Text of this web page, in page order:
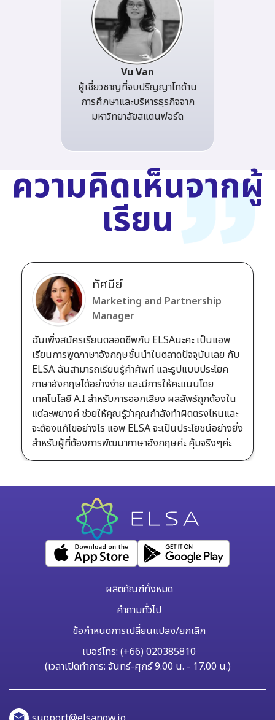
Vu Van
ผู้เชี่ยวชาญที่จบปริญญาโทด้าน
การศึกษาและบริหารธุรกิจจาก
มหาวิทยาลัยสแตนฟอร์ด
ความคิดเห็นจากผู้
เรียน
ทัศนีย์
Marketing and Partnership
Manager
ฉันเพิ่งสมัครเรียนตลอดชีพกับ ELSAนะคะ เป็นแอพ
เรียนการพูดภาษาอังกฤษชั้นนำในตลาดปัจจุบันเลย กับ
ELSA ฉันสามารถเรียนรู้คำศัพท์ และรูปแบบประโยค
ภาษาอังกฤษได้อย่างง่าย และมีการให้คะแนนโดย
เทคโนโลยี A.I สำหรับการออกเสียง ผลลัพธ์ถูกต้องใน
แต่ละพยางค์ ช่วยให้คุณรู้ว่าคุณกำลังทำผิดตรงไหนและ
จะต้องแก้ไขอย่างไร แอพ ELSA จะเป็นประโยชน์อย่างยิ่ง
สำหรับผู้ที่ต้องการพัฒนาภาษาอังกฤษค่ะ คุ้มจริงๆค่ะ
ผลิตภัณฑ์ทั้งหมด
คำถามทั่วไป
ข้อกำหนดการเปลี่ยนแปลง/ยกเลิก
เบอร์โทร: (+66) 020385810
(เวลาเปิดทำการ: จันทร์-ศุกร์ 9.00 น. - 17.00 น.)